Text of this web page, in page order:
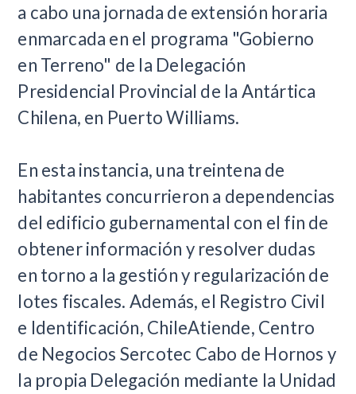
a cabo una jornada de extensión horaria
enmarcada en el programa "Gobierno
en Terreno" de la Delegación
Presidencial Provincial de la Antártica
Chilena, en Puerto Williams.
En esta instancia, una treintena de
habitantes concurrieron a dependencias
del edificio gubernamental con el fin de
obtener información y resolver dudas
en torno a la gestión y regularización de
lotes fiscales. Además, el Registro Civil
e Identificación, ChileAtiende, Centro
de Negocios Sercotec Cabo de Hornos y
la propia Delegación mediante la Unidad